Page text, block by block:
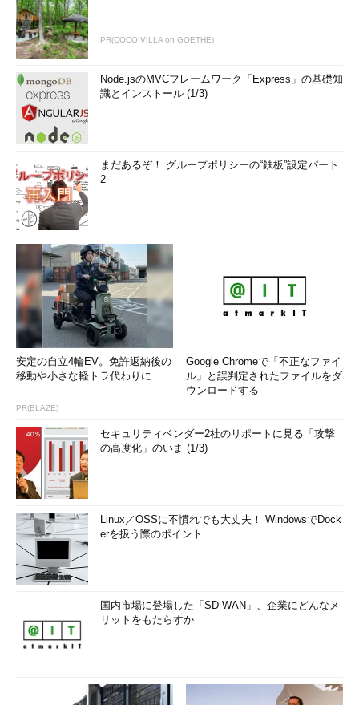
PR(COCO VILLA on GOETHE)
Node.jsのMVCフレームワーク「Express」の基礎知
識とインストール (1/3)
まだあるぞ！ グループポリシーの“鉄板”設定パート
2
安定の自立4輪EV。免許返納後の
移動や小さな軽トラ代わりに
PR(BLAZE)
Google Chromeで「不正なファイ
ル」と誤判定されたファイルをダ
ウンロードする
セキュリティベンダー2社のリポートに見る「攻撃
の高度化」のいま (1/3)
Linux／OSSに不慣れでも大丈夫！ WindowsでDock
erを扱う際のポイント
国内市場に登場した「SD-WAN」、企業にどんなメ
リットをもたらすか